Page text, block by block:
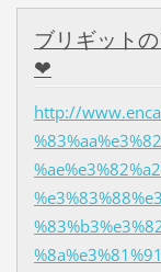
ブリギット
❤
http://